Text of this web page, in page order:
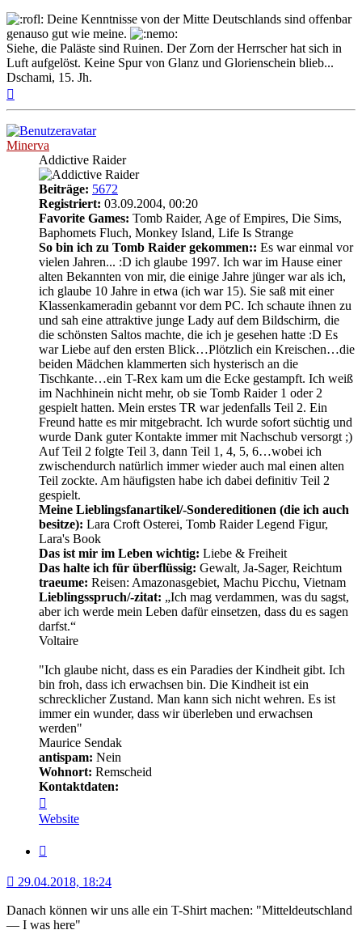
Deine Kenntnisse von der Mitte Deutschlands sind offenbar
genauso gut wie meine.
Siehe, die Paläste sind Ruinen. Der Zorn der Herrscher hat sich in
Luft aufgelöst. Keine Spur von Glanz und Glorienschein blieb...
Dschami, 15. Jh.
oben
Minerva
Addictive Raider
Beiträge: 5672
Registriert: 03.09.2004, 00:20
Favorite Games: Tomb Raider, Age of Empires, Die Sims,
Baphomets Fluch, Monkey Island, Life Is Strange
So bin ich zu Tomb Raider gekommen:: Es war einmal vor
vielen Jahren... :D ich glaube 1997. Ich war im Hause einer
alten Bekannten von mir, die einige Jahre jünger war als ich,
ich glaube 10 Jahre in etwa (ich war 15). Sie saß mit einer
Klassenkameradin gebannt vor dem PC. Ich schaute ihnen zu
und sah eine attraktive junge Lady auf dem Bildschirm, die
die schönsten Saltos machte, die ich je gesehen hatte :D Es
war Liebe auf den ersten Blick…Plötzlich ein Kreischen…die
beiden Mädchen klammerten sich hysterisch an die
Tischkante…ein T-Rex kam um die Ecke gestampft. Ich weiß
im Nachhinein nicht mehr, ob sie Tomb Raider 1 oder 2
gespielt hatten. Mein erstes TR war jedenfalls Teil 2. Ein
Freund hatte es mir mitgebracht. Ich wurde sofort süchtig und
wurde Dank guter Kontakte immer mit Nachschub versorgt ;)
Auf Teil 2 folgte Teil 3, dann Teil 1, 4, 5, 6…wobei ich
zwischendurch natürlich immer wieder auch mal einen alten
Teil zockte. Am häufigsten habe ich dabei definitiv Teil 2
gespielt.
Meine Lieblingsfanartikel/-Sondereditionen (die ich auch
besitze): Lara Croft Osterei, Tomb Raider Legend Figur,
Lara's Book
Das ist mir im Leben wichtig: Liebe & Freiheit
Das halte ich für überflüssig: Gewalt, Ja-Sager, Reichtum
traeume: Reisen: Amazonasgebiet, Machu Picchu, Vietnam
Lieblingsspruch/-zitat: „Ich mag verdammen, was du sagst,
aber ich werde mein Leben dafür einsetzen, dass du es sagen
darfst.“
Voltaire
"Ich glaube nicht, dass es ein Paradies der Kindheit gibt. Ich
bin froh, dass ich erwachsen bin. Die Kindheit ist ein
schrecklicher Zustand. Man kann sich nicht wehren. Es ist
immer ein wunder, dass wir überleben und erwachsen
werden"
Maurice Sendak
antispam: Nein
Wohnort: Remscheid
Kontaktdaten:
von
Minerva
Website
29.04.2018, 18:24
Danach können wir uns alle ein T-Shirt machen: "Mitteldeutschland
— I was here"